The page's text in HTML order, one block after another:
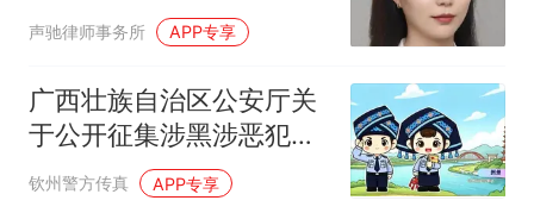
多车碾压致死，推动保险
声驰律师事务所 APP专享
广西壮族自治区公安厅关
于公开征集涉黑涉恶犯罪
线索的公告
钦州警方传真 APP专享